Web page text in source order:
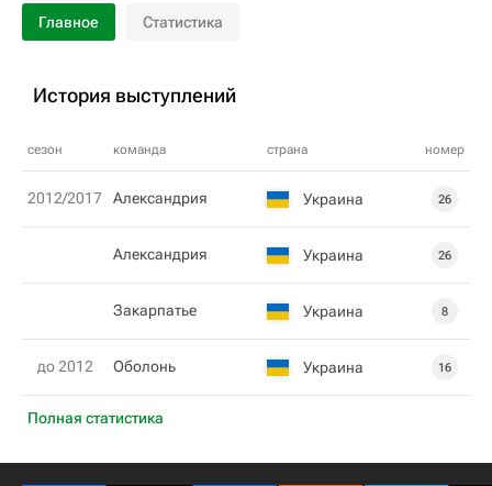
Главное Статистика
История выступлений
сезон команда страна номер
Полная статистика
2012/2017 Александрия Украина 26
Александрия Украина 26
Закарпатье Украина 8
до 2012 Оболонь Украина 16